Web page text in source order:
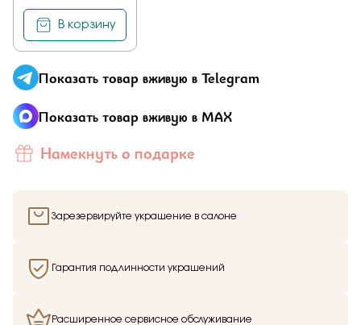
В корзину
Показать товар вживую в Telegram
Показать товар вживую в MAX
Намекнуть о подарке
Зарезервируйте украшение в салоне
Гарантия подлинности украшений
Расширенное сервисное обслуживание